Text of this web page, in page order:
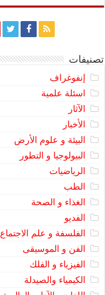
تصنيفات
إنفوغراف
اسئلة علمية
الآثار
الأخبار
البيئة و علوم الأرض
البيولوجيا و التطور
الرياضيات
الطب
الغذاء و الصحة
الفديو
الفلسفة و علم الاجتماع
الفن و الموسيقى
الفيزياء و الفلك
الكيمياء والصيدلة